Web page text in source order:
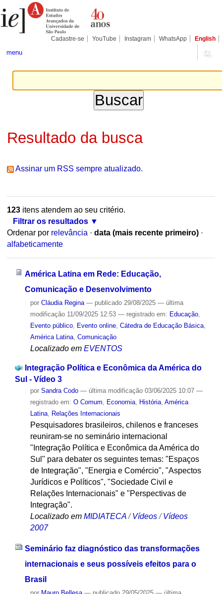
para
conteúdo.
Pessoais
Cadastre-se YouTube Instagram WhatsApp English
menu
Resultado da busca
Assinar um RSS sempre atualizado.
123itens atendem ao seu critério.
Filtrar os resultados
Ordenar por relevância · data (mais recente primeiro) ·
alfabeticamente
América Latina em Rede: Educação,
Comunicação e Desenvolvimento
por Cláudia Regina — publicado29/08/2025 — última
modificação11/09/2025 12:53 — registrado em: Educação,
Evento público, Evento online, Cátedra de Educação Básica,
América Latina, Comunicação
Localizado em EVENTOS
Integração Política e Econômica da América do
Sul - Vídeo 3
por Sandra Codo — última modificação03/06/2025 10:07 —
registrado em: O Comum Economia, História, América
Latina, Relações Internacionais
Pesquisadores brasileiros, chilenos e franceses
reuniram-se no seminário internacional
"Integração Política e Econômica da América do
Sul" para debater os seguintes temas: "Espaços
de Integração", "Energia e Comércio", "Aspectos
Jurídicos e Políticos", "Sociedade Civil e
Relações Internacionais" e "Perspectivas de
Integração".
Localizado em MIDIATECA /Vídeos /Vídeos
2007
Seminário faz diagnóstico das transformações
internacionais e seus possíveis efeitos para o
Brasil